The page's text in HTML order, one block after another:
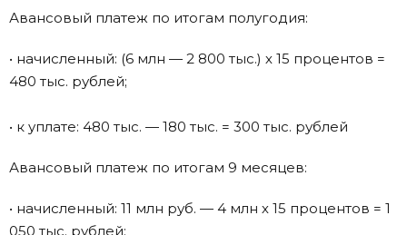
Авансовый платеж по итогам полугодия:
• начисленный: (6 млн — 2 800 тыс.) х 15 процентов =
480 тыс. рублей;
• к уплате: 480 тыс. — 180 тыс. = 300 тыс. рублей
Авансовый платеж по итогам 9 месяцев:
• начисленный: 11 млн руб. — 4 млн х 15 процентов = 1
050 тыс. рублей;